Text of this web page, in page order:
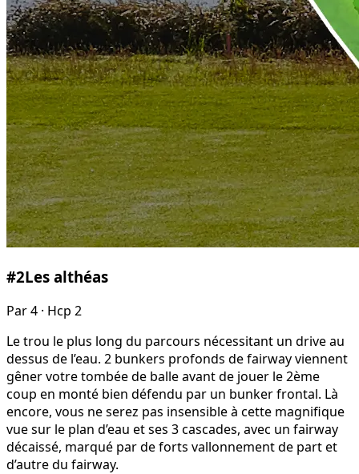
#2Les althéas
Par4 · Hcp 2
Le trou le plus long du parcours nécessitant un drive au
dessus de l’eau. 2 bunkers profonds de fairway viennent
gêner votre tombée de balle avant de jouer le 2ème
coup en monté bien défendu par un bunker frontal. Là
encore, vous ne serez pas insensible à cette magnifique
vue sur le plan d’eau et ses 3 cascades, avec un fairway
décaissé, marqué par de forts vallonnement de part et
d’autre du fairway.